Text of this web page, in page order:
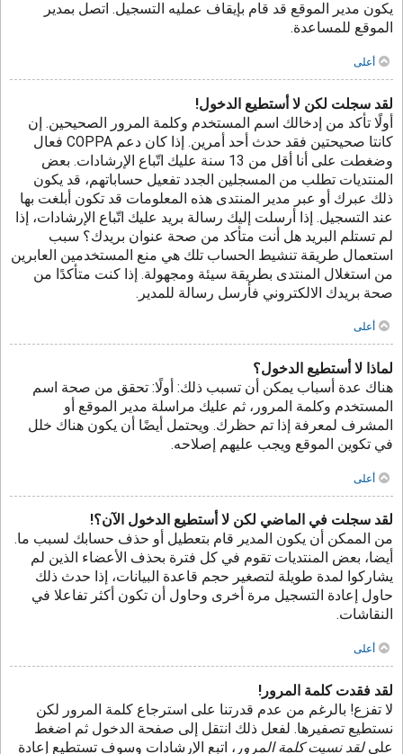
يكون مدير الموقع قد قام بإيقاف عمليه التسجيل. اتصل بمدير
الموقع للمساعدة.
أعلى
لقد سجلت لكن لا أستطيع الدخول!
أولًا تأكد من إدخالك اسم المستخدم وكلمة المرور الصحيحين. إن
كانتا صحيحتين فقد حدث أحد أمرين. إذا كان دعم COPPA فعال
وضغطت على أنا أقل من 13 سنة عليك اتّباع الإرشادات. بعض
المنتديات تطلب من المسجلين الجدد تفعيل حساباتهم، قد يكون
ذلك عبرك أو عبر مدير المنتدى هذه المعلومات قد تكون أبلغت بها
عند التسجيل. إذا أرسلت إليك رسالة بريد عليك اتّباع الإرشادات، إذا
لم تستلم البريد هل أنت متأكد من صحة عنوان بريدك؟ سبب
استعمال طريقة تنشيط الحساب تلك هي منع المستخدمين العابرين
من استغلال المنتدى بطريقة سيئة ومجهولة. إذا كنت متأكدًا من
صحة بريدك الالكتروني فأرسل رسالة للمدير.
أعلى
لماذا لا أستطيع الدخول؟
هناك عدة أسباب يمكن أن تسبب ذلك: أولًا: تحقق من صحة اسم
المستخدم وكلمة المرور، ثم عليك مراسلة مدير الموقع أو
المشرف لمعرفة إذا تم حظرك. ويحتمل أيضًا أن يكون هناك خلل
في تكوين الموقع ويجب عليهم إصلاحه.
أعلى
لقد سجلت في الماضي لكن لا أستطيع الدخول الآن؟!
من الممكن أن يكون المدير قام بتعطيل أو حذف حسابك لسبب ما.
أيضا، بعض المنتديات تقوم في كل فترة بحذف الأعضاء الذين لم
يشاركوا لمدة طويلة لتصغير حجم قاعدة البيانات، إذا حدث ذلك
حاول إعادة التسجيل مرة أخرى وحاول أن تكون أكثر تفاعلا في
النقاشات.
أعلى
لقد فقدت كلمة المرور!
لا تفزع! بالرغم من عدم قدرتنا على استرجاع كلمة المرور لكن
نستطيع تصفيرها. لفعل ذلك انتقل إلى صفحة الدخول ثم اضغط
علىلقد نسيت كلمة المرور ، اتبع الإرشادات وسوف تستطيع إعادة